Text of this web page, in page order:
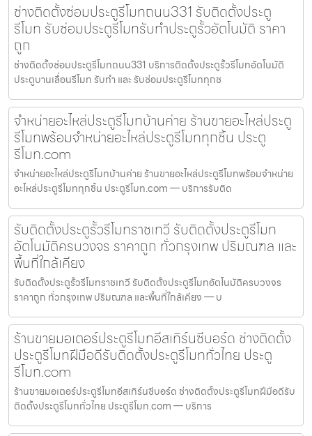
ช่างติดตั้งซ่อมประตูรีโมทถนน331 รับติดตั้งประตู
รีโมท รับซ่อมประตูรีโมทรับทำประตูรั้วอัตโนมัติ ราคา
ถูก
ช่างติดตั้งซ่อมประตูรีโมทถนน331 บริการติดตั้งประตูรั้วรีโมทอัตโนมัติ
ประตูบานเลื่อนรีโมท รับทำ และ รับซ่อมประตูรีโมททุกช
จำหน่ายอะไหล่ประตูรีโมทบ้านค่าย ร้านขายอะไหล่ประตู
รีโมทพร้อมจำหน่ายอะไหล่ประตูรีโมททุกชิ้น ประตู
รีโมท.com
จำหน่ายอะไหล่ประตูรีโมทบ้านค่าย ร้านขายอะไหล่ประตูรีโมทพร้อมจำหน่าย
อะไหล่ประตูรีโมททุกชิ้น ประตูรีโมท.com — บริการรับติด
รับติดตั้งประตูรั้วรีโมทราชเทวี รับติดตั้งประตูรีโมท
อัตโนมัติครบวงจร ราคาถูก ทั่วกรุงเทพ ปริมณฑล และ
พื้นที่ใกล้เคียง
รับติดตั้งประตูรั้วรีโมทราชเทวี รับติดตั้งประตูรีโมทอัตโนมัติครบวงจร
ราคาถูก ทั่วกรุงเทพ ปริมณฑล และพื้นที่ใกล้เคียง — บ
ร้านขายมอเตอร์ประตูรีโมทอีสเทิร์นซีบอร์ด ช่างติดตั้ง
ประตูรีโมทฝีมือดีรับติดตั้งประตูรีโมททั่วไทย ประตู
รีโมท.com
ร้านขายมอเตอร์ประตูรีโมทอีสเทิร์นซีบอร์ด ช่างติดตั้งประตูรีโมทฝีมือดีรับ
ติดตั้งประตูรีโมททั่วไทย ประตูรีโมท.com — บริการ